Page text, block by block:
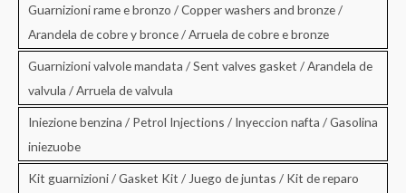
Guarnizioni rame e bronzo / Copper washers and bronze /
Arandela de cobre y bronce / Arruela de cobre e bronze
Guarnizioni valvole mandata / Sent valves gasket / Arandela de
valvula / Arruela de valvula
Iniezione benzina / Petrol Injections / Inyeccion nafta / Gasolina
iniezuobe
Kit guarnizioni / Gasket Kit / Juego de juntas / Kit de reparo